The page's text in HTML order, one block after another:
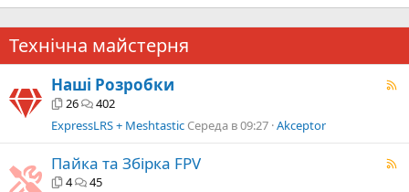
Технічна майстерня
Наші Розробки
26
402
ExpressLRS + Meshtastic Середа в 09:27 Akceptor
Пайка та Збірка FPV
4
45